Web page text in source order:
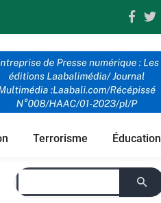
Terrorisme Éducation